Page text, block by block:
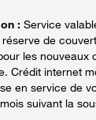
: Service
de
les nouveaux
Crédit internet
en service de
suivant la